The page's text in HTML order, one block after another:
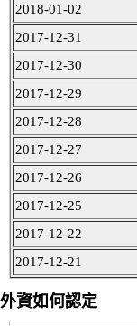
2018-01-02
2017-12-31
2017-12-30
2017-12-29
2017-12-28
2017-12-27
2017-12-26
2017-12-25
2017-12-22
2017-12-21
外資如何認定